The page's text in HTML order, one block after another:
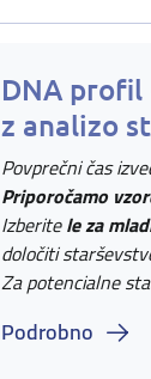
DNA profil
z analizo
Povprečni čas
Priporočamo
Izberitele za
določiti
Za potencialne
Podrobno